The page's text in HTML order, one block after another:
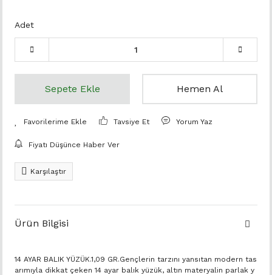
Adet
Sepete Ekle Hemen Al
Tavsiye Et Yorum Yaz
Fiyatı Düşünce Haber Ver
Karşılaştır
Ürün Bilgisi
14 AYAR BALIK YÜZÜK.1,09 GR.Gençlerin tarzını yansıtan modern tas
arımıyla dikkat çeken 14 ayar balık yüzük, altın materyalin parlak y